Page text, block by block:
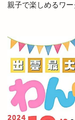
出雲グランピ
出雲ショッピ
出雲タイ古式
出雲ドーム
出雲ドームde
親子で楽しめるワ